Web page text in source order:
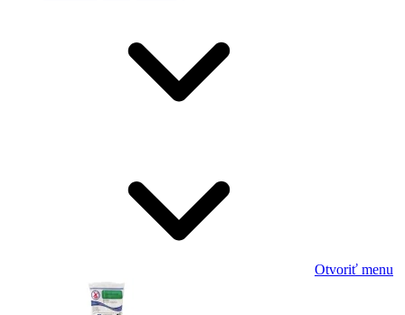
Otvoriť menu
Powered by chaterimo